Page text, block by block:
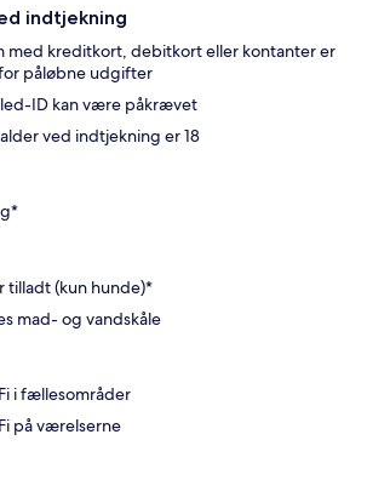
indtjekning
med kreditkort, debitkort eller kontanter er
påløbne udgifter
ID kan være påkrævet
ved indtjekning er 18
tilladt (kun hunde)*
mad- og vandskåle
i fællesområder
på værelserne